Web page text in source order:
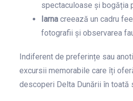
spectaculoase și bogăția
Iarna creează un cadru
fotografii și observarea
Indiferent de preferințe sau
excursii memorabile care îți
descoperi Delta Dunării în toată